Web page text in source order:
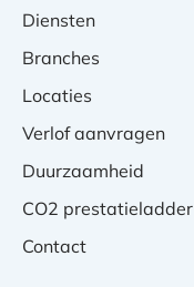
Diensten
Branches
Locaties
Verlof aanvragen
Duurzaamheid
CO2 prestatieladder
Contact